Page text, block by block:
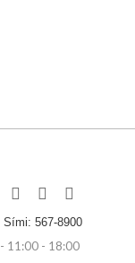
567-8900
11:00 - 18:00